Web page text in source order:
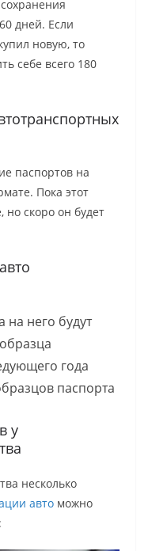
дней. Если
новую, то
себе всего 180
паспортов на
Пока этот
но скоро он будет
на него будут
года
паспорта
у
несколько
авто можно